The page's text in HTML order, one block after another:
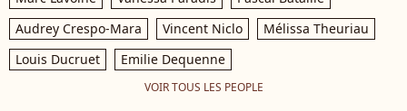
Audrey Crespo-Mara
Vincent Niclo
Mélissa Theuriau
Louis Ducruet
Emilie Dequenne
VOIR TOUS LES PEOPLE